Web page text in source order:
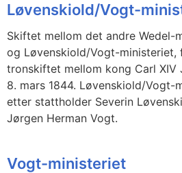
Løvenskiold/Vogt-
Skiftet mellom det andre Wedel-
og Løvenskiold/Vogt-ministeriet,
tronskiftet mellom kong Carl XIV
8. mars 1844. Løvenskiold/Vogt-
etter stattholder Severin
Jørgen Herman Vogt.
Vogt-ministeriet